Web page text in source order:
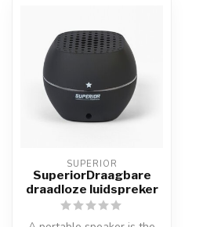
SUPERIOR
SuperiorDraagbare
draadloze luidspreker